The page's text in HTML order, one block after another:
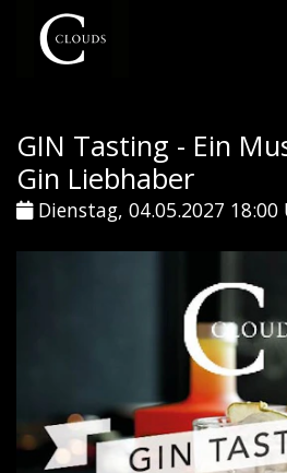
GIN Tasting - Ein
Gin Liebhaber
Dienstag, 04.05.2027 18:00